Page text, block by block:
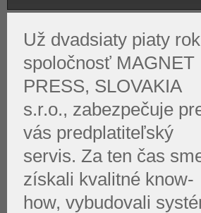
Už dvadsiaty piaty rok
spoločnosť MAGNET
PRESS, SLOVAKIA
s.r.o., zabezpečuje
vás predplatiteľský
servis. Za ten čas
získali kvalitné know-
how, vybudovali